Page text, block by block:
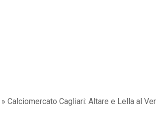
» Calciomercato Cagliari: Altare e Lella al